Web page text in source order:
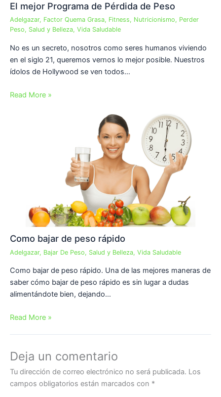
El mejor Programa de Pérdida de Peso
Adelgazar, Factor Quema Grasa, Fitness, Nutricionismo, Perder
Peso, Salud y Belleza, Vida Saludable
No es un secreto, nosotros como seres humanos viviendo
en el siglo 21, queremos vernos lo mejor posible. Nuestros
ídolos de Hollywood se ven todos…
Read More »
Como bajar de peso rápido
Adelgazar, Bajar De Peso, Salud y Belleza, Vida Saludable
Como bajar de peso rápido. Una de las mejores maneras de
saber cómo bajar de peso rápido es sin lugar a dudas
alimentándote bien, dejando…
Read More »
Deja un comentario
Tu dirección de correo electrónico no será publicada. Los
campos obligatorios están marcados con *